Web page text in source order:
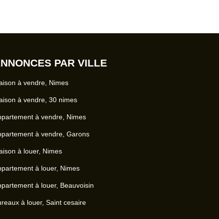
PAR VILLE
à vendre, Nimes
à vendre, 30 nimes
à vendre, Nimes
à vendre, Garons
à louer, Nimes
à louer, Nimes
à louer, Beauvoisin
à louer, Saint cesaire